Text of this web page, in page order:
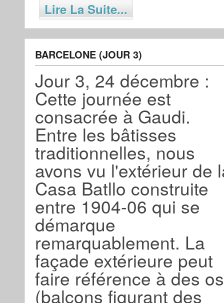
Lire La Suite...
BARCELONE (JOUR 3)
Jour 3, 24 décembre :
Cette journée est
consacrée à Gaudi.
Entre les bâtisses
traditionnelles, nous
avons vu l'extérieur de
Casa Batllo construite
entre 1904-06 qui se
démarque
remarquablement. La
façade extérieure peut
faire référence à des os
(balcons figurant des